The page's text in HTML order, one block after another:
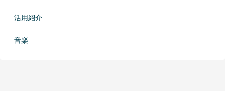
活用紹介
音楽